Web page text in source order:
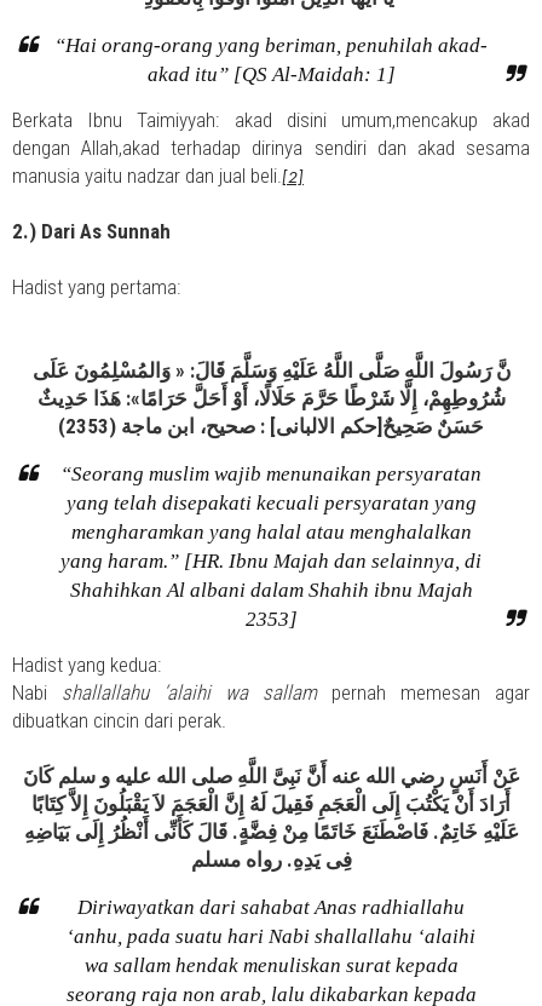
“Hai orang-orang yang beriman, penuhilah akad-
akad itu” [QS Al-Maidah: 1]
Berkata Ibnu Taimiyyah: akad disini umum,mencakup akad
dengan Allah,akad terhadap dirinya sendiri dan akad sesama
manusia yaitu nadzar dan jual beli.[2]
2.) Dari As Sunnah
Hadist yang pertama:
نَّ رَسُولَ اللَّهِ صَلَّى اللَّهُ عَلَيْهِ وَسَلَّمَ قَالَ: « وَالمُسْلِمُونَ عَلَى
شُرُوطِهِمْ، إِلَّا شَرْطًا حَرَّمَ حَلَالًا، أَوْ أَحَلَّ حَرَامًا»: هَذَا حَدِيثٌ
حَسَنٌ صَحِيحٌ[حكم الالبانى] : صحيح، ابن ماجة (2353)
“Seorang muslim wajib menunaikan persyaratan
yang telah disepakati kecuali persyaratan yang
mengharamkan yang halal atau menghalalkan
yang haram.” [HR. Ibnu Majah dan selainnya, di
Shahihkan Al albani dalam Shahih ibnu Majah
2353]
Hadist yang kedua:
Nabi shallallahu ‘alaihi wa sallampernah memesan agar
dibuatkan cincin dari perak.
عَنْ أَنَسٍ رضي الله عنه أَنَّ نَبِىَّ اللَّهِ صلى الله عليه و سلم كَانَ
أَرَادَ أَنْ يَكْتُبَ إِلَى الْعَجَمِ فَقِيلَ لَهُ إِنَّ الْعَجَمَ لاَ يَقْبَلُونَ إِلاَّ كِتَابًا
عَلَيْهِ خَاتِمٌ. فَاصْطَنَعَ خَاتَمًا مِنْ فِضَّةٍ. قَالَ كَأَنِّى أَنْظُرُ إِلَى بَيَاضِهِ
فِى يَدِهِ. رواه مسلم
Diriwayatkan dari sahabat Anas radhiallahu
‘anhu, pada suatu hari Nabi shallallahu ‘alaihi
wa sallam hendak menuliskan surat kepada
seorang raja non arab, lalu dikabarkan kepada